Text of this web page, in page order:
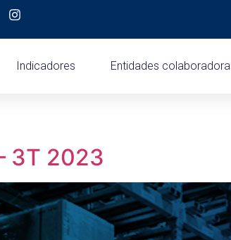
Indicadores Entidades
3T 2023